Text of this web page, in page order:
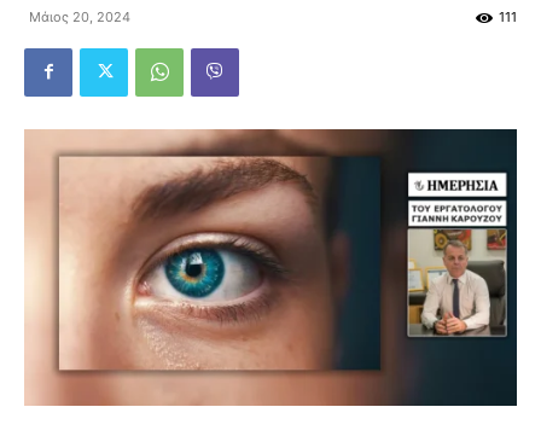
Μάιος 20, 2024 111